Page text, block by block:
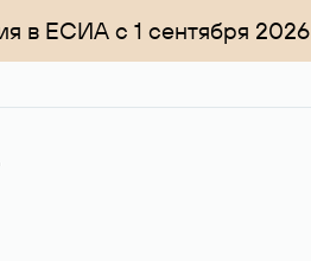
в ЕСИА с 1 сентября 2026